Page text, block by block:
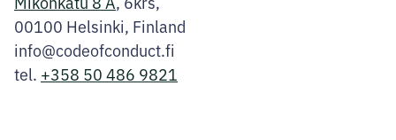
00100 Helsinki, Finland
info@codeofconduct.fi
tel. +358 50 486 9821